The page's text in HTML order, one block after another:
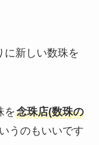
に新しい数珠を
を念珠店(数珠の
うのもいいです